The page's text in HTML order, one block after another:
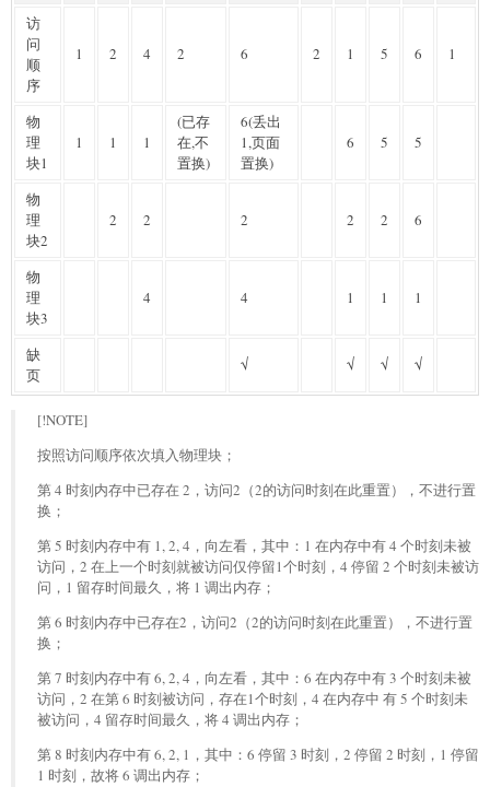
访
问
顺
序
1 2 4 2 6 2 1 5 6 1
物
理
块1
1 1 1
(已存
在,不
置换)
6(丢出
1,页面
置换)
6 5 5
物
理
块2
2 2 2 2 2 6
物
理
块3
4 4 1 1 1
缺
页
√ √ √ √
[!NOTE]
按照访问顺序依次填入物理块；
第 4 时刻内存中已存在 2，访问2（2的访问时刻在此重置），不进行置
换；
第 5 时刻内存中有 1, 2, 4，向左看，其中：1 在内存中有 4 个时刻未被
访问，2 在上一个时刻就被访问仅停留1个时刻，4 停留 2 个时刻未被访
问，1 留存时间最久，将 1 调出内存；
第 6 时刻内存中已存在2，访问2（2的访问时刻在此重置），不进行置
换；
第 7 时刻内存中有 6, 2, 4，向左看，其中：6 在内存中有 3 个时刻未被
访问，2 在第 6 时刻被访问，存在1个时刻，4 在内存中 有 5 个时刻未
被访问，4 留存时间最久，将 4 调出内存；
第 8 时刻内存中有 6, 2, 1，其中：6 停留 3 时刻，2 停留 2 时刻，1 停留
1 时刻，故将 6 调出内存；